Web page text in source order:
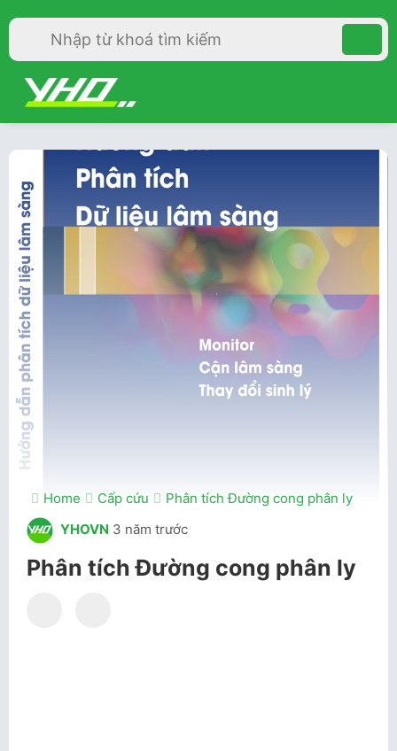
Home Cấp cứu
Phân tích Đường cong phân ly
YHOVN 3 năm trước
Phân tích Đường cong phân ly